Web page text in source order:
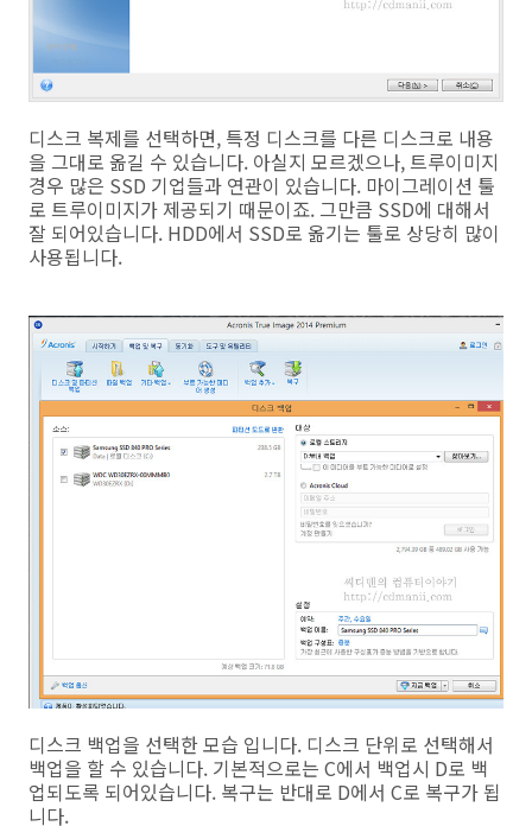
디스크 복제를 선택하면, 특정 디스크를 다른 디스크로 내용
을 그대로 옮길 수 있습니다. 아실지 모르겠으나, 트루이미지
경우 많은 SSD 기업들과 연관이 있습니다. 마이그레이션 툴
로 트루이미지가 제공되기 때문이죠. 그만큼 SSD에 대해서
잘 되어있습니다. HDD에서 SSD로 옮기는 툴로 상당히 많이
사용됩니다.
디스크 백업을 선택한 모습 입니다. 디스크 단위로 선택해서
백업을 할 수 있습니다. 기본적으로는 C에서 백업시 D로 백
업되도록 되어있습니다. 복구는 반대로 D에서 C로 복구가 됩
니다.